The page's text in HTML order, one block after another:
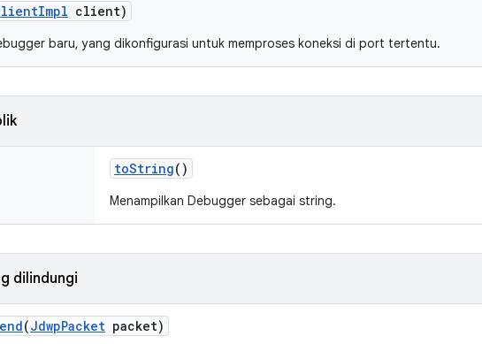
Impl client)
baru, yang dikonfigurasi untuk memproses koneksi di port tertentu.
toString()
Menampilkan Debugger sebagai string.
dilindungi
(JdwpPacket packet)